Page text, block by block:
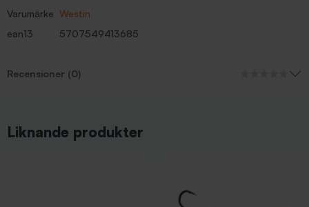
Varumärke Westin
ean13
5707549413685
Recensioner (0)
Liknande produkter